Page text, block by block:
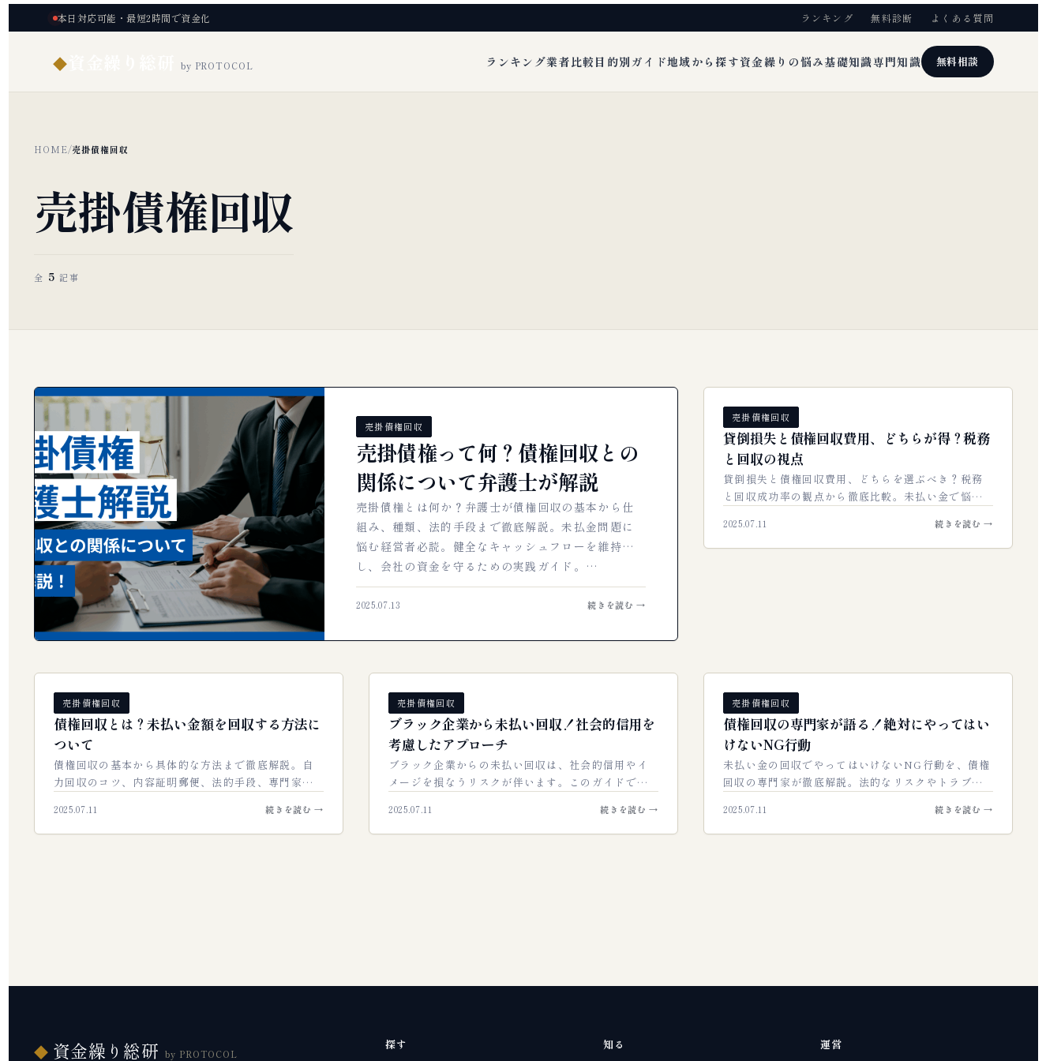
本日対応可能・最短2時間で資金化 ランキング 無料診断 よくある質問
◆ by PROTOCOL ランキング業者比較 目的別ガイド地域から探す資金繰りの悩み基礎知識専門知識 無料相談
HOME/売掛債権回収
売掛債権回収
全 5 記事
売掛債権回収
売掛債権って何？債権回収との
関係について弁護士が解説
売掛債権とは何か？弁護士が債権回収の基本から仕
組み、種類、法的手段まで徹底解説。未払金問題に
悩む経営者必読。健全なキャッシュフローを維持
し、会社の資金を守るための実践ガイド。…
2025.07.13 続きを読む →
売掛債権回収
貸倒損失と債権回収費用、どちらが得？税務
と回収の視点
貸倒損失と債権回収費用、どちらを選ぶべき？税務
と回収成功率の観点から徹底比較。未払い金で悩む
択肢を見つけるための決定版ガイドです。…
2025.07.11 続きを読む →
売掛債権回収
債権回収とは？未払い金額を回収する方法に
ついて
債権回収の基本から具体的な方法まで徹底解説。自
力回収のコツ、内容証明郵便、法的手段、専門家へ
の健全なキャッシュフローを守るための実践ガ…
2025.07.11 続きを読む →
売掛債権回収
ブラック企業から未払い回収！社会的信用を
考慮したアプローチ
ブラック企業からの未払い回収は、社会的信用やイ
メージを損なうリスクが伴います。このガイドで
を回収するための戦略とアプローチを専門家が解…
2025.07.11 続きを読む →
売掛債権回収
債権回収の専門家が語る！絶対にやってはい
けないNG行動
未払い金の回収でやってはいけないNG行動を、債権
回収の専門家が徹底解説。法的なリスクやトラブル
ーチまで、安全かつ確実に回収するためのノ…
2025.07.11 続きを読む →
◆ 資金繰り総研 by PROTOCOL
探す 知る 運営